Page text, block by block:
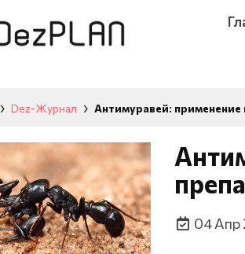
Dez-Журнал Антимуравей: применение
04 Апр